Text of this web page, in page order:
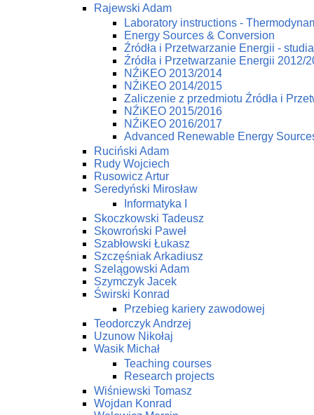
Rajewski Adam
Laboratory instructions -
Energy Sources & Conversion
Źródła i Przetwarzanie Energii -
Źródła i Przetwarzanie Energii 2012/
NŹiKEO 2013/2014
NŹiKEO 2014/2015
Zaliczenie z przedmiotu Źródła i
NŹiKEO 2015/2016
NŹiKEO 2016/2017
Advanced Renewable Energy
Ruciński Adam
Rudy Wojciech
Rusowicz Artur
Seredyński Mirosław
Informatyka I
Skoczkowski Tadeusz
Skowroński Paweł
Szabłowski Łukasz
Szczęśniak Arkadiusz
Szelągowski Adam
Szymczyk Jacek
Świrski Konrad
Przebieg kariery zawodowej
Teodorczyk Andrzej
Uzunow Nikołaj
Wasik Michał
Teaching courses
Research projects
Wiśniewski Tomasz
Wojdan Konrad